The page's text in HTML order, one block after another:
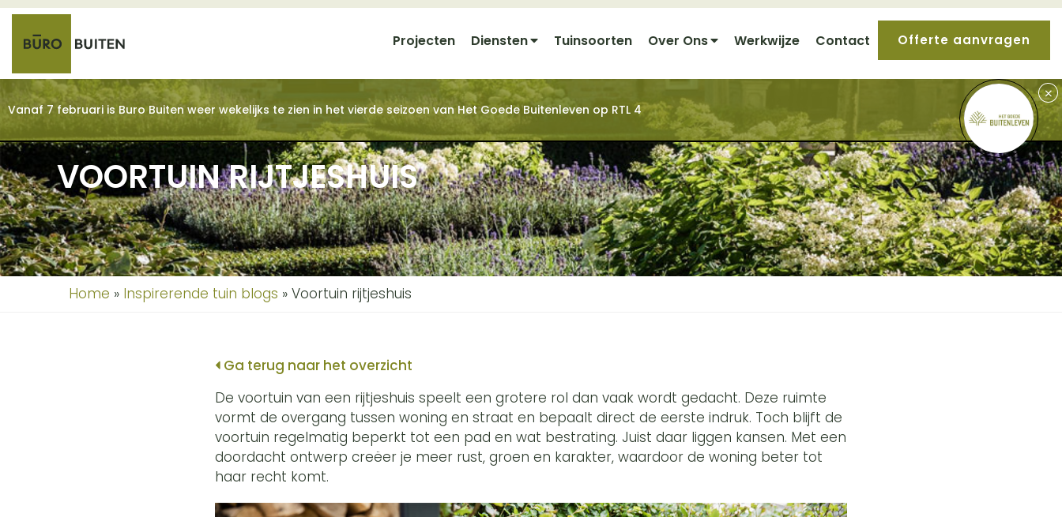
Projecten Diensten Tuinsoorten Over Ons Werkwijze Contact Offerte aanvragen
Vanaf 7 februari is Buro Buiten weer wekelijks te zien in het vierde seizoen van Het Goede Buitenleven op RTL 4
+
VOORTUIN RIJTJESHUIS
Home » Inspirerende tuin blogs » Voortuin rijtjeshuis
Ga terug naar het overzicht
De voortuin van een rijtjeshuis speelt een grotere rol dan vaak wordt gedacht. Deze ruimte
vormt de overgang tussen woning en straat en bepaalt direct de eerste indruk. Toch blijft de
voortuin regelmatig beperkt tot een pad en wat bestrating. Juist daar liggen kansen. Met een
doordacht ontwerp creëer je meer rust, groen en karakter, waardoor de woning beter tot
haar recht komt.